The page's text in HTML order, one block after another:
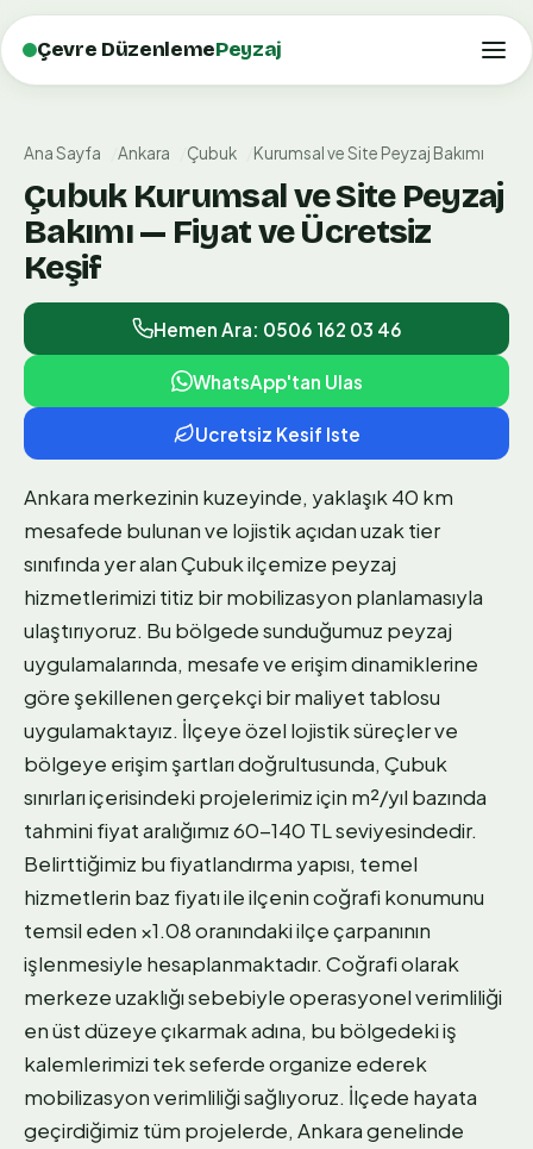
Çevre DüzenlemePeyzaj
Ana Sayfa Ankara Çubuk Kurumsal ve Site Peyzaj Bakımı
Çubuk Kurumsal ve Site Peyzaj
Bakımı — Fiyat ve Ücretsiz
Keşif
Hemen Ara: 0506 162 03 46
WhatsApp'tan Ulas
Ucretsiz Kesif Iste
Ankara merkezinin kuzeyinde, yaklaşık 40 km
mesafede bulunan ve lojistik açıdan uzak tier
sınıfında yer alan Çubuk ilçemize peyzaj
hizmetlerimizi titiz bir mobilizasyon planlamasıyla
ulaştırıyoruz. Bu bölgede sunduğumuz peyzaj
uygulamalarında, mesafe ve erişim dinamiklerine
göre şekillenen gerçekçi bir maliyet tablosu
uygulamaktayız. İlçeye özel lojistik süreçler ve
bölgeye erişim şartları doğrultusunda, Çubuk
sınırları içerisindeki projelerimiz için m²/yıl bazında
tahmini fiyat aralığımız 60-140 TL seviyesindedir.
Belirttiğimiz bu fiyatlandırma yapısı, temel
hizmetlerin baz fiyatı ile ilçenin coğrafi konumunu
temsil eden ×1.08 oranındaki ilçe çarpanının
işlenmesiyle hesaplanmaktadır. Coğrafi olarak
merkeze uzaklığı sebebiyle operasyonel verimliliği
en üst düzeye çıkarmak adına, bu bölgedeki iş
kalemlerimizi tek seferde organize ederek
mobilizasyon verimliliği sağlıyoruz. İlçede hayata
geçirdiğimiz tüm projelerde, Ankara genelinde